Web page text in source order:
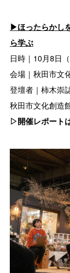
▶︎ほったらかし
ら学ぶ
日時｜10月8日
会場｜秋田市文
登壇者｜柿木崇
秋田市文化創造
▷開催レポート